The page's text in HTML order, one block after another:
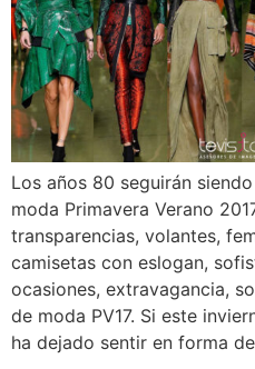
Los años 80 seguirán
moda Primavera Verano
transparencias, volantes,
camisetas con eslogan,
ocasiones, extravagancia,
de moda PV17. Si este
ha dejado sentir en forma